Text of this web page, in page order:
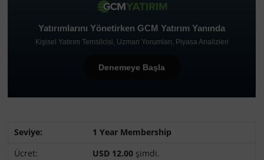
1 Year Membership
USD 12.00 şimdi.